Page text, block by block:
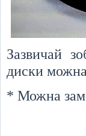
Зазвичай
диски
* Можна